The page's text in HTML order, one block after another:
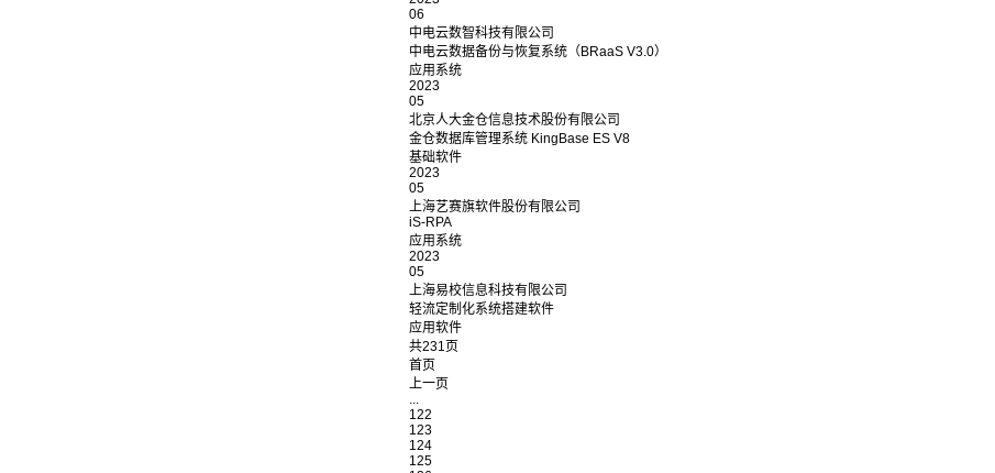
06
中电云数智科技有限公司
中电云数据备份与恢复系统（BRaaS V3.0）
应用系统
2023
05
北京人大金仓信息技术股份有限公司
金仓数据库管理系统 KingBase ES V8
基础软件
2023
05
上海艺赛旗软件股份有限公司
iS-RPA
应用系统
2023
05
上海易校信息科技有限公司
轻流定制化系统搭建软件
应用软件
共231页
首页
上一页
...
122
123
124
125